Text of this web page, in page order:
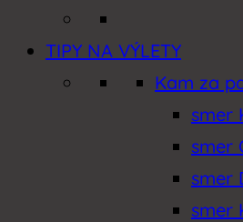
TIPY NA VÝLETY
Kam za
smer
smer
smer
smer